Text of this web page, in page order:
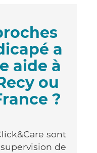
a
aide à
ou
?
sont
de